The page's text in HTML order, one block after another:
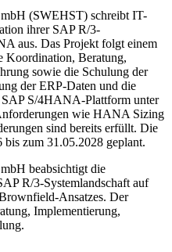
(SWEHST) schreibt IT-
ihrer SAP R/3-
aus. Das Projekt folgt einem
Koordination, Beratung,
sowie die Schulung der
der ERP-Daten und die
S/4HANA-Plattform unter
wie HANA Sizing
sind bereits erfüllt. Die
zum 31.05.2028 geplant.
beabsichtigt die
R/3-Systemlandschaft auf
Ansatzes. Der
Implementierung,